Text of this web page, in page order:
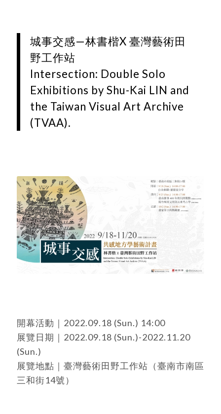
城事交感—林書楷X 臺灣藝術田
野工作站
Intersection: Double Solo
Exhibitions by Shu-Kai LIN and
the Taiwan Visual Art Archive
(TVAA).
開幕活動｜2022.09.18 (Sun.) 14:00
展覽日期｜2022.09.18 (Sun.)-2022.11.20
(Sun.)
展覽地點｜臺灣藝術田野工作站（臺南市南區
三和街14號）